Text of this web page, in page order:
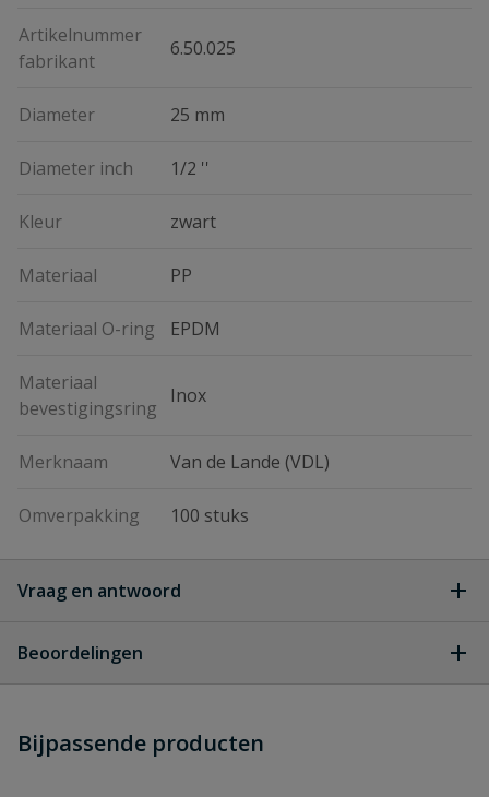
Artikelnummer
fabrikant
6.50.025
Diameter 25 mm
Diameter inch 1/2 ''
Kleur zwart
Materiaal PP
Materiaal O-ring EPDM
Materiaal
bevestigingsring
Inox
Merknaam Van de Lande (VDL)
Omverpakking 100 stuks
Vraag en antwoord
dit product?
Beoordelingen
Schrijf zelf een beoordeling
Bijpassende producten